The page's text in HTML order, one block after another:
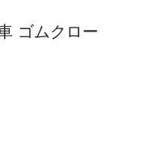
ゴムクロー